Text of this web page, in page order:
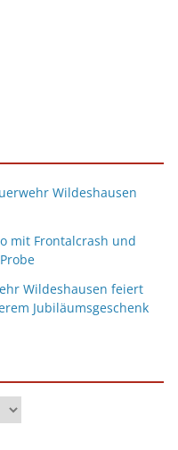
Wildeshausen
mit Frontalcrash und
Wildeshausen feiert
Jubiläumsgeschenk